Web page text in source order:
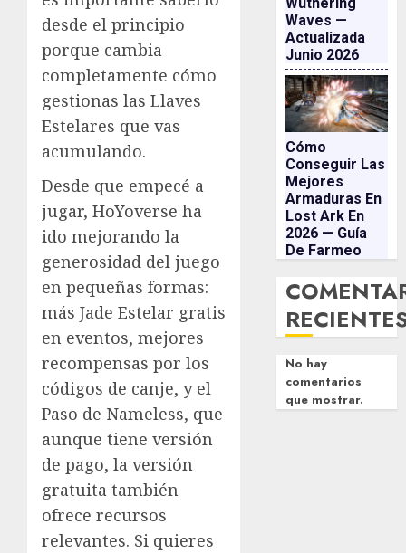
desde el principio
porque cambia
completamente cómo
gestionas las Llaves
Estelares que vas
acumulando.
Desde que empecé a
jugar, HoYoverse ha
ido mejorando la
generosidad del juego
en pequeñas formas:
más Jade Estelar gratis
en eventos, mejores
recompensas por los
códigos de canje, y el
Paso de Nameless, que
aunque tiene versión
de pago, la versión
gratuita también
ofrece recursos
relevantes. Si quieres
Waves —
Actualizada
Junio 2026
Cómo
Conseguir Las
Mejores
Armaduras En
Lost Ark En
2026 — Guía
De Farmeo
No hay
comentarios
que mostrar.